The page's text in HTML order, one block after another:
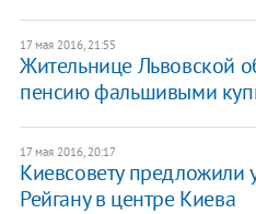
17 мая 2016, 21:55
Жительнице Львовской
пенсию фальшивыми
17 мая 2016, 20:17
Киевсовету предложили
Рейгану в центре Киева